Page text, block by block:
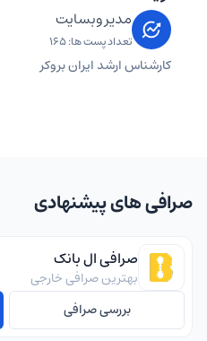
مدیر وبسایت
تعداد پست ها: 165
کارشناس ارشد ایران بروکر
صرافی های پیشنهادی
صرافی ال بانک
بهترین صرافی خارجی
بررسی صرافی